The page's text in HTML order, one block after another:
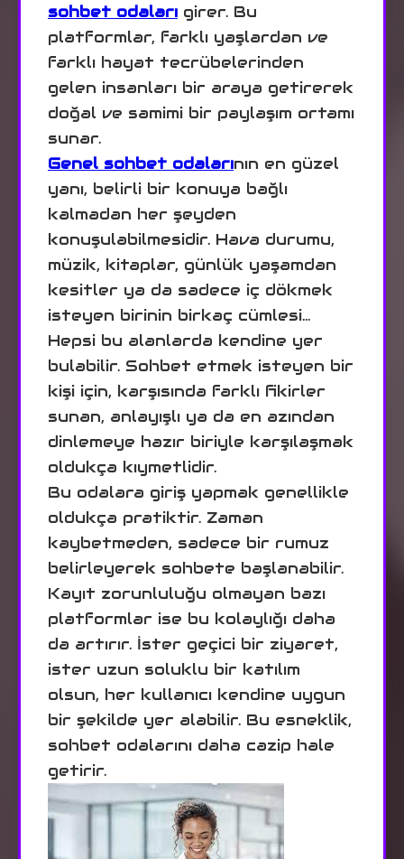
sohbet odaları girer. Bu
platformlar, farklı yaşlardan ve
farklı hayat tecrübelerinden
gelen insanları bir araya getirerek
doğal ve samimi bir paylaşım ortamı
sunar.
Genel sohbet odalarının en güzel
yanı, belirli bir konuya bağlı
kalmadan her şeyden
konuşulabilmesidir. Hava durumu,
müzik, kitaplar, günlük yaşamdan
kesitler ya da sadece iç dökmek
isteyen birinin birkaç cümlesi…
Hepsi bu alanlarda kendine yer
bulabilir. Sohbet etmek isteyen bir
kişi için, karşısında farklı fikirler
sunan, anlayışlı ya da en azından
dinlemeye hazır biriyle karşılaşmak
oldukça kıymetlidir.
Bu odalara giriş yapmak genellikle
oldukça pratiktir. Zaman
kaybetmeden, sadece bir rumuz
belirleyerek sohbete başlanabilir.
Kayıt zorunluluğu olmayan bazı
platformlar ise bu kolaylığı daha
da artırır. İster geçici bir ziyaret,
ister uzun soluklu bir katılım
olsun, her kullanıcı kendine uygun
bir şekilde yer alabilir. Bu esneklik,
sohbet odalarını daha cazip hale
getirir.